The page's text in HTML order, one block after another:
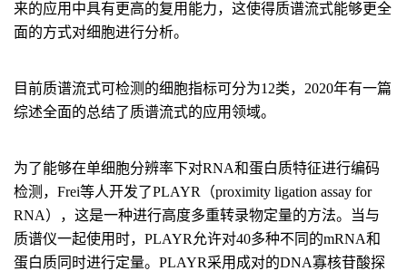
来的应用中具有更高的复用能力，这使得质谱流式能够更全
面的方式对细胞进行分析。
目前质谱流式可检测的细胞指标可分为12类，2020年有一篇
综述全面的总结了质谱流式的应用领域。
为了能够在单细胞分辨率下对RNA和蛋白质特征进行编码
检测，Frei等人开发了PLAYR（proximity ligation assay for
RNA），这是一种进行高度多重转录物定量的方法。当与
质谱仪一起使用时，PLAYR允许对40多种不同的mRNA和
蛋白质同时进行定量。PLAYR采用成对的DNA寡核苷酸探